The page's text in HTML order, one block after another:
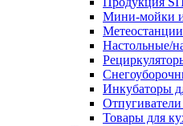
Мини-мойки
Метеостанции
Настольные/
Инкубаторы
Товары для